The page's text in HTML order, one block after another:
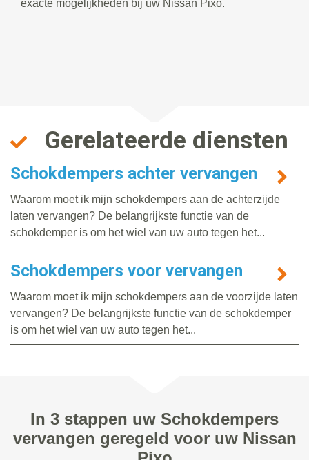
exacte mogelijkheden bij uw Nissan Pixo.
Gerelateerde diensten
Schokdempers achter vervangen
Waarom moet ik mijn schokdempers aan de achterzijde
laten vervangen? De belangrijkste functie van de
schokdemper is om het wiel van uw auto tegen het...
Schokdempers voor vervangen
Waarom moet ik mijn schokdempers aan de voorzijde laten
vervangen? De belangrijkste functie van de schokdemper
is om het wiel van uw auto tegen het...
In 3 stappen uw Schokdempers
vervangen geregeld voor uw Nissan